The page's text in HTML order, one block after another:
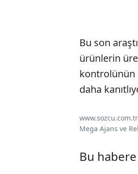
Bu son
ürünlerin
kontrolünün
daha
Mega Ajans ve
Bu